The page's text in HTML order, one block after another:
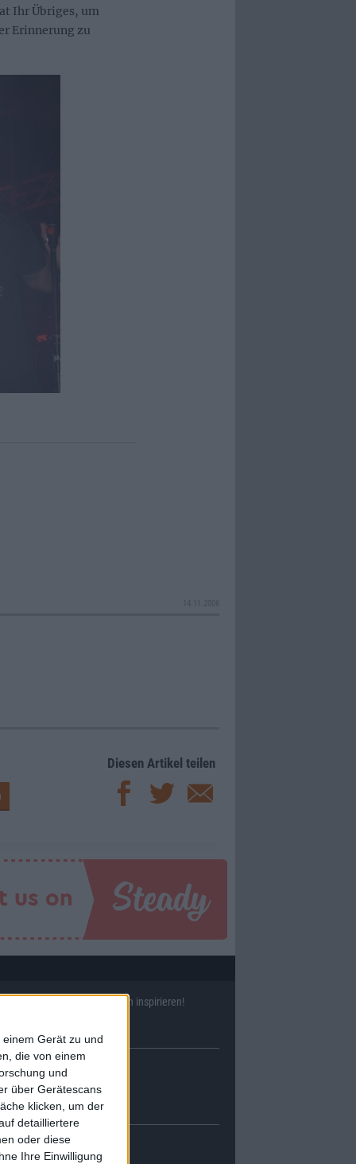
Gerät zu und
die von einem
und
über Gerätescans
klicken, um der
detailliertere
oder diese
Ihre Einwilligung
Ihr Übriges, um
Erinnerung zu
Diesen Artikel teilen
Reviews und lass Dich inspirieren!